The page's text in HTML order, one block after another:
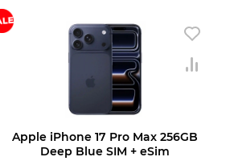
103
990 ₽.
190 ₽.
Купить в 1 клик В корзину
Apple iPhone 17 Pro Max 256GB
Deep Blue SIM + eSim